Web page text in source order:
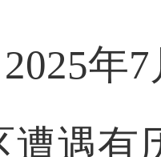
2025年
遭遇有